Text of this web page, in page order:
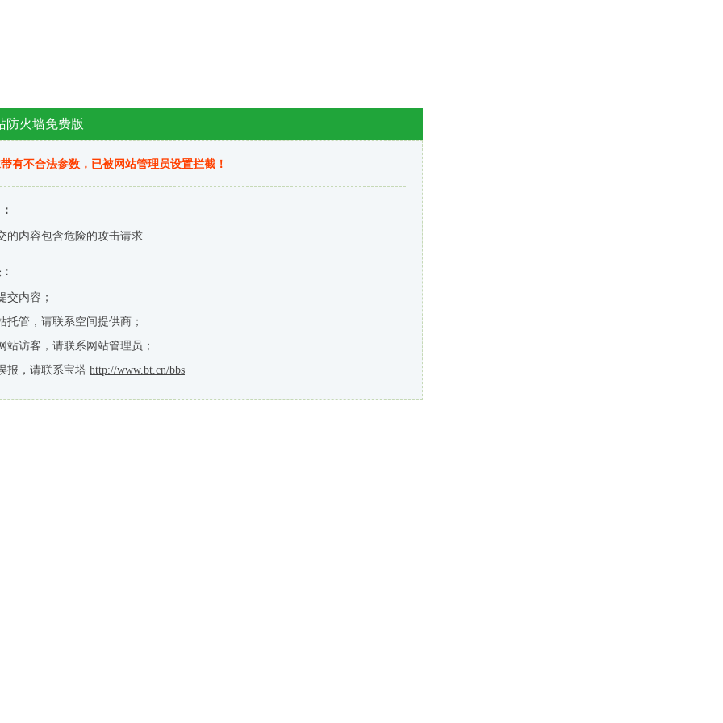
防火墙免费版
有不合法参数，已被网站管理员设置拦截！
的内容包含危险的攻击请求
交内容；
托管，请联系空间提供商；
站访客，请联系网站管理员；
报，请联系宝塔 http://www.bt.cn/bbs